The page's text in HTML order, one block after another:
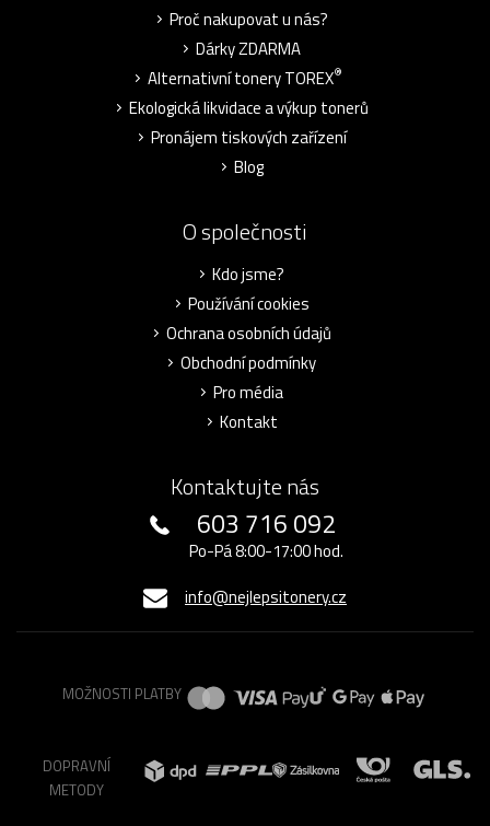
Proč nakupovat u nás?
Dárky ZDARMA
Alternativní tonery TOREX®
Ekologická likvidace a výkup tonerů
Pronájem tiskových zařízení
Blog
O společnosti
Kdo jsme?
Používání cookies
Ochrana osobních údajů
Obchodní podmínky
Pro média
Kontakt
Kontaktujte nás
603 716 092
Po-Pá 8:00-17:00 hod.
info@nejlepsitonery.cz
MOŽNOSTI PLATBY
DOPRAVNÍ
METODY